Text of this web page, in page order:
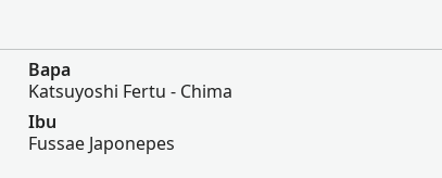
Bapa
Katsuyoshi Fertu - Chima
Ibu
Fussae Japonepes